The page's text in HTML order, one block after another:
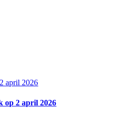
april 2026
op 2 april 2026